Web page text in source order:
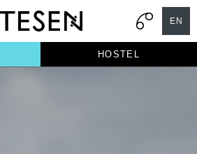
EN
HOSTEL